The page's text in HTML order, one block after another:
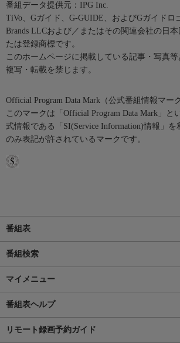
番組データ提供元：IPG Inc.
TiVo、Gガイド、G-GUIDE、およびGガイドロ
Brands LLCおよび／またはその関連会社の日
たは登録商標です。
このホームページに掲載している記事・写真
複写・転載を禁じます。
Official Program Data Mark（公式番組情報マーク
このマークは「Official Program Data Mark」と
式情報である「SI(Service Information)情報」
のみ表記が許されているマークです。
番組表
番組検索
マイメニュー
番組表ヘルプ
リモート録画予約ガイド